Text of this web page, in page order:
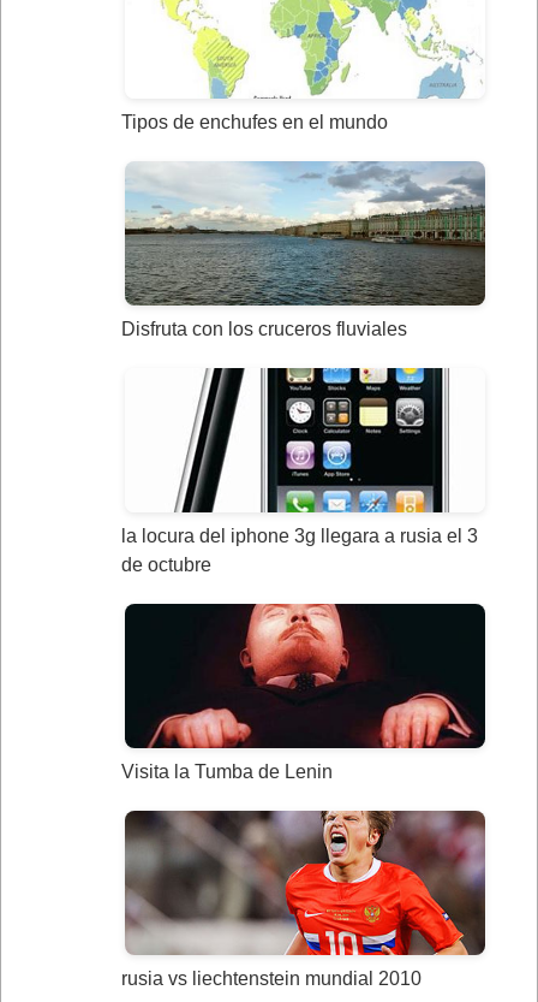
Tipos de enchufes en el mundo
Disfruta con los cruceros fluviales
la locura del iphone 3g llegara a rusia el 3
de octubre
Visita la Tumba de Lenin
rusia vs liechtenstein mundial 2010